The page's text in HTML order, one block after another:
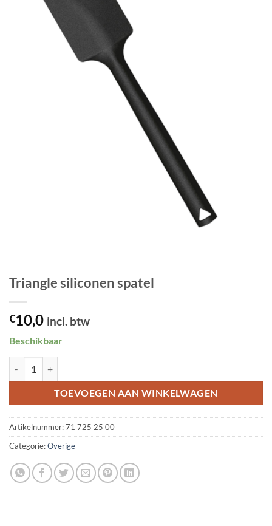
Triangle siliconen spatel
€10,0 incl. btw
Beschikbaar
TOEVOEGEN AAN WINKELWAGEN
Artikelnummer:71 725 25 00
Categorie:Overige